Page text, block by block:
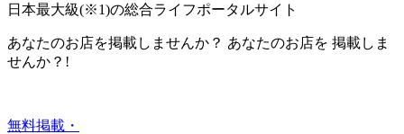
日本最大級(※1)の総合ライフポータルサイト
あなたのお店を掲載しませんか？ あなたのお店を 掲載しま
せんか？!
無料掲載・